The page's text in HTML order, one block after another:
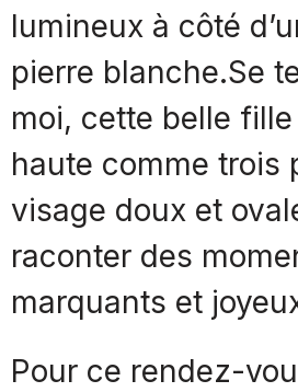
lumineux à côté
pierre blanche.Se
moi, cette belle
haute comme trois
visage doux et
raconter des
marquants et
Pour ce rendez-